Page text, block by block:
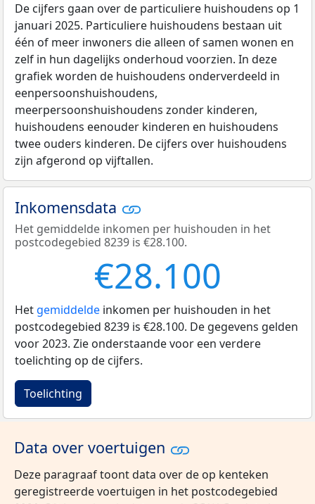
De cijfers gaan over de particuliere huishoudens op 1
januari 2025. Particuliere huishoudens bestaan uit
één of meer inwoners die alleen of samen wonen en
zelf in hun dagelijks onderhoud voorzien. In deze
grafiek worden de huishoudens onderverdeeld in
eenpersoonshuishoudens,
meerpersoonshuishoudens zonder kinderen,
huishoudens eenouder kinderen en huishoudens
twee ouders kinderen. De cijfers over huishoudens
zijn afgerond op vijftallen.
Inkomensdata
Het gemiddelde inkomen per huishouden in het
postcodegebied 8239 is €28.100.
€28.100
Het gemiddelde inkomen per huishouden in het
postcodegebied 8239 is €28.100. De gegevens gelden
voor 2023. Zie onderstaande voor een verdere
toelichting op de cijfers.
Toelichting
Data over voertuigen
Deze paragraaf toont data over de op kenteken
geregistreerde voertuigen in het postcodegebied